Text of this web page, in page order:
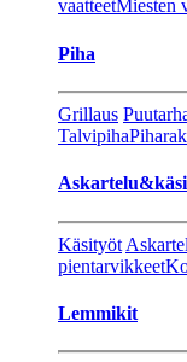
vaatteetMiesten
Piha
Grillaus
Talvipiha
Käsityöt
pientarvikkeet
Lemmikit